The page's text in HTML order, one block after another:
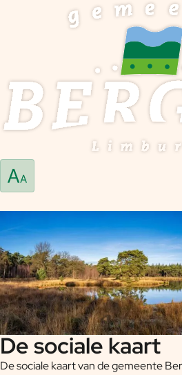
De sociale kaart
De sociale kaart van de gemeente